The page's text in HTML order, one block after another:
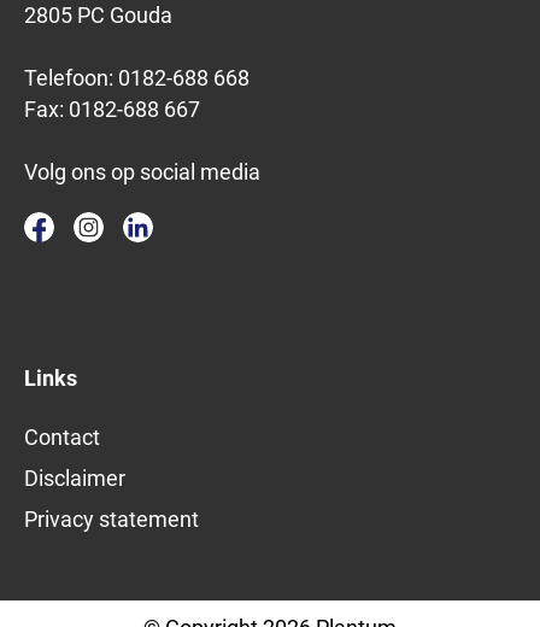
2805 PC Gouda
Telefoon: 0182-688 668
Fax: 0182-688 667
Volg ons op social media
Links
Contact
Disclaimer
Privacy statement